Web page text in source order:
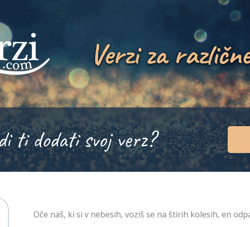
Verzi za
ti dodati svoj verz?
Oče naš, ki si v nebesih, voziš se na štirih kolesih, en